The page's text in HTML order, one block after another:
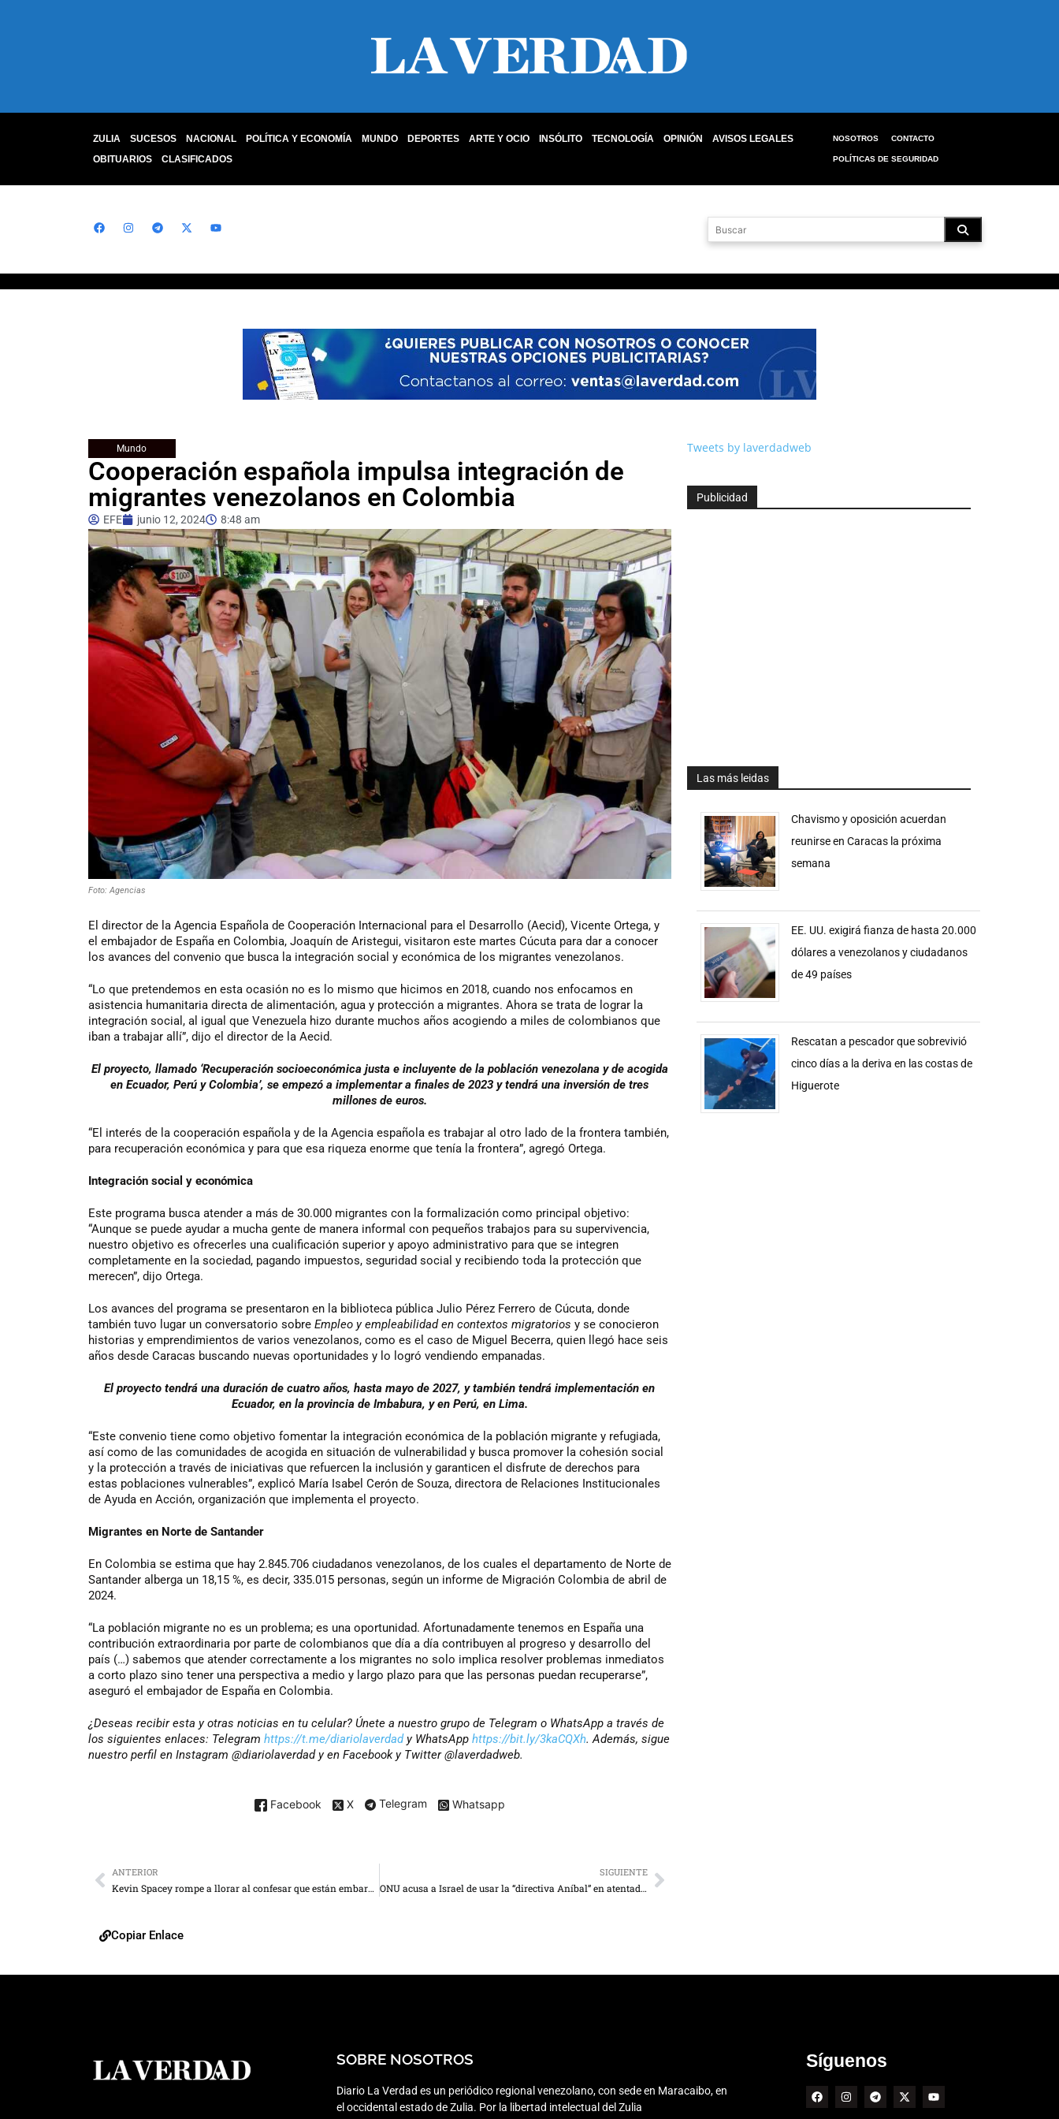
ZULIA SUCESOS NACIONAL POLÍTICA Y ECONOMÍA MUNDO DEPORTES ARTE Y OCIO INSÓLITO TECNOLOGÍA OPINIÓN
AVISOS LEGALES
OBITUARIOS
CLASIFICADOS
NOSOTROS CONTACTO
POLÍTICAS DE SEGURIDAD
Mundo
Cooperación española impulsa integración de
migrantes venezolanos en Colombia
EFE junio 12, 2024 8:48 am
Foto: Agencias
El director de la Agencia Española de Cooperación Internacional para el Desarrollo (Aecid), Vicente Ortega, y
el embajador de España en Colombia, Joaquín de Aristegui, visitaron este martes Cúcuta para dar a conocer
los avances del convenio que busca la integración social y económica de los migrantes venezolanos.
“Lo que pretendemos en esta ocasión no es lo mismo que hicimos en 2018, cuando nos enfocamos en
asistencia humanitaria directa de alimentación, agua y protección a migrantes. Ahora se trata de lograr la
integración social, al igual que Venezuela hizo durante muchos años acogiendo a miles de colombianos que
iban a trabajar allí”, dijo el director de la Aecid.
El proyecto, llamado ‘Recuperación socioeconómica justa e incluyente de la población venezolana y de acogida
en Ecuador, Perú y Colombia’, se empezó a implementar a finales de 2023 y tendrá una inversión de tres
millones de euros.
“El interés de la cooperación española y de la Agencia española es trabajar al otro lado de la frontera también,
para recuperación económica y para que esa riqueza enorme que tenía la frontera”, agregó Ortega.
Integración social y económica
Este programa busca atender a más de 30.000 migrantes con la formalización como principal objetivo:
“Aunque se puede ayudar a mucha gente de manera informal con pequeños trabajos para su supervivencia,
nuestro objetivo es ofrecerles una cualificación superior y apoyo administrativo para que se integren
completamente en la sociedad, pagando impuestos, seguridad social y recibiendo toda la protección que
merecen”, dijo Ortega.
Los avances del programa se presentaron en la biblioteca pública Julio Pérez Ferrero de Cúcuta, donde
también tuvo lugar un conversatorio sobre Empleo y empleabilidad en contextos migratorios y se conocieron
historias y emprendimientos de varios venezolanos, como es el caso de Miguel Becerra, quien llegó hace seis
años desde Caracas buscando nuevas oportunidades y lo logró vendiendo empanadas.
El proyecto tendrá una duración de cuatro años, hasta mayo de 2027, y también tendrá implementación en
Ecuador, en la provincia de Imbabura, y en Perú, en Lima.
“Este convenio tiene como objetivo fomentar la integración económica de la población migrante y refugiada,
así como de las comunidades de acogida en situación de vulnerabilidad y busca promover la cohesión social
y la protección a través de iniciativas que refuercen la inclusión y garanticen el disfrute de derechos para
estas poblaciones vulnerables”, explicó María Isabel Cerón de Souza, directora de Relaciones Institucionales
de Ayuda en Acción, organización que implementa el proyecto.
Migrantes en Norte de Santander
En Colombia se estima que hay 2.845.706 ciudadanos venezolanos, de los cuales el departamento de Norte de
Santander alberga un 18,15 %, es decir, 335.015 personas, según un informe de Migración Colombia de abril de
2024.
“La población migrante no es un problema; es una oportunidad. Afortunadamente tenemos en España una
contribución extraordinaria por parte de colombianos que día a día contribuyen al progreso y desarrollo del
país (…) sabemos que atender correctamente a los migrantes no solo implica resolver problemas inmediatos
a corto plazo sino tener una perspectiva a medio y largo plazo para que las personas puedan recuperarse”,
aseguró el embajador de España en Colombia.
¿Deseas recibir esta y otras noticias en tu celular? Únete a nuestro grupo de Telegram o WhatsApp a través de
los siguientes enlaces: Telegram https://t.me/diariolaverdady WhatsApp https://bit.ly/3kaCQXh. Además, sigue
nuestro perfil en Instagram @diariolaverdad y en Facebook y Twitter @laverdadweb.
Facebook X Telegram Whatsapp
Tweets by laverdadweb
Publicidad
Las más leidas
Chavismo y oposición acuerdan
reunirse en Caracas la próxima
semana
EE. UU. exigirá fianza de hasta 20.000
dólares a venezolanos y ciudadanos
de 49 países
Rescatan a pescador que sobrevivió
cinco días a la deriva en las costas de
Higuerote
ANTERIOR
Kevin Spacey rompe a llorar al confesar que están embargando su casa
SIGUIENTE
ONU acusa a Israel de usar la “directiva Aníbal” en atentados de octubre
Copiar Enlace
SOBRE NOSOTROS
Diario La Verdad es un periódico regional venezolano, con sede en Maracaibo, en
el occidental estado de Zulia. Por la libertad intelectual del Zulia
Síguenos